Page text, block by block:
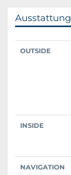
Ausstattung
OUTSIDE
INSIDE
NAVIGATION